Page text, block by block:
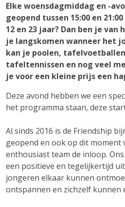
Elke woensdagmiddag en -
geopend tussen 15:00 en
12 en 23 jaar? Dan ben je
je langskomen wanneer het
kan je poolen,
tafeltennissen en nog veel
je voor een kleine prijs een
Deze avond hebben we een
het programma staan, deze
Al sinds 2016 is de Friendship
geopend en ook op dit moment
enthousiast team de inloop.
een positieve en tegelijkertijd
jongeren elkaar kunnen
ontspannen en zichzelf kunnen